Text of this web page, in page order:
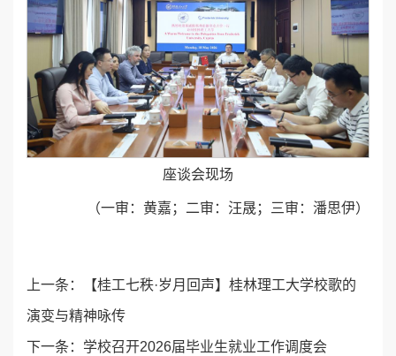
座谈会现场
（一审：黄嘉；二审：汪晟；三审：潘思伊）
上一条： 【桂工七秩·岁月回声】桂林理工大学校歌的
演变与精神咏传
下一条： 学校召开2026届毕业生就业工作调度会